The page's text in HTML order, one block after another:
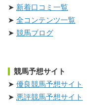
新着口コミ一覧
全コンテンツ一覧
競馬ブログ
競馬予想サイト
優良競馬予想サイト
悪評競馬予想サイト